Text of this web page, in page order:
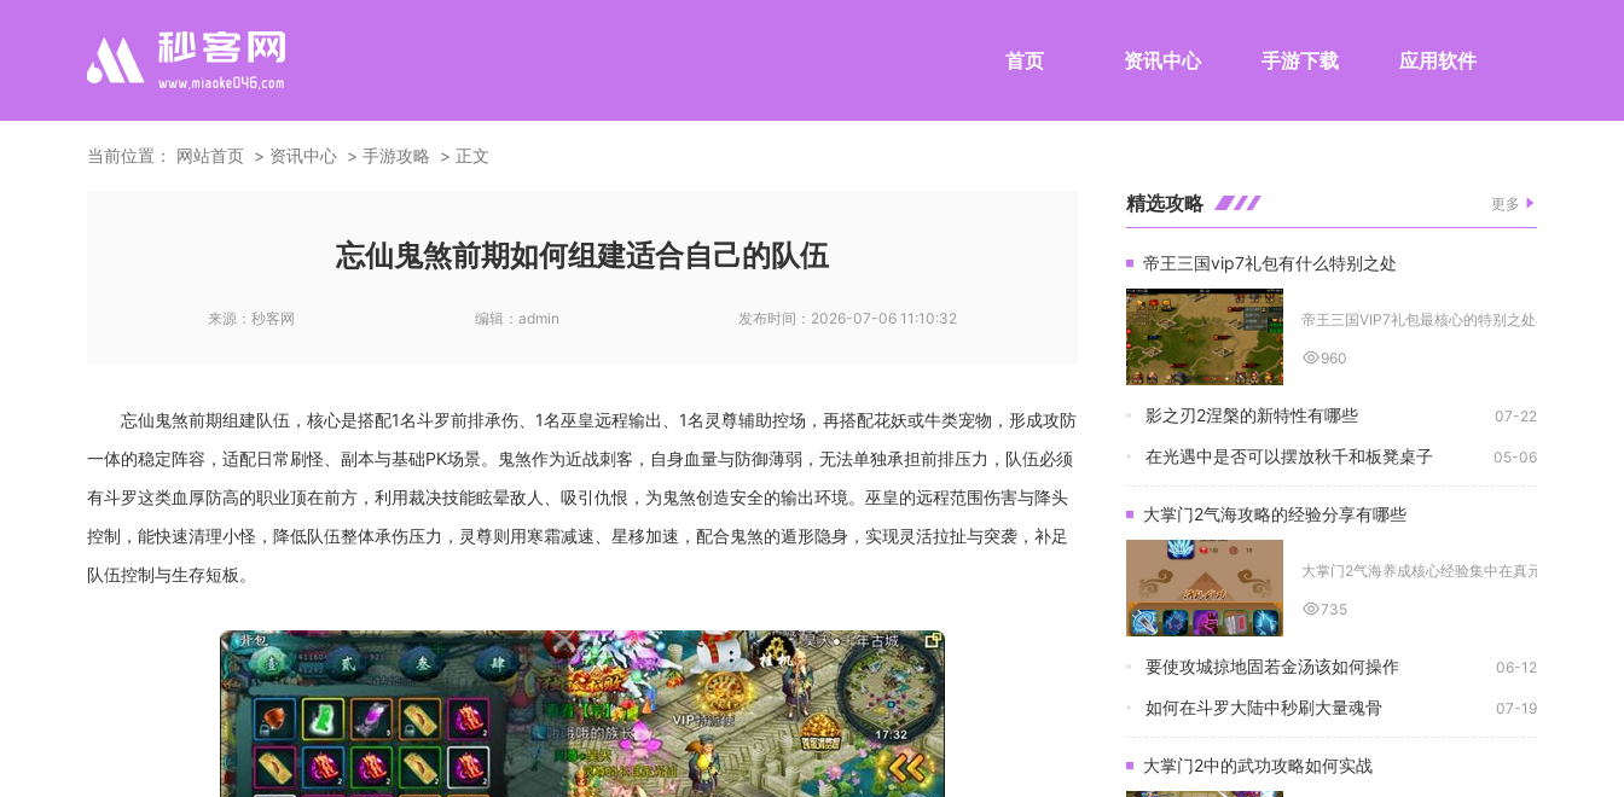
首页 资讯中心 手游下载 应用软件
当前位置： 网站首页 资讯中心 手游攻略 正文
忘仙鬼煞前期如何组建适合自己的队伍
来源： 秒客网 编辑： admin 发布时间： 2026-07-06 11:10:32
忘仙鬼煞前期组建队伍，核心是搭配1名斗罗前排承伤、1名巫皇远程输出、1名灵尊辅助控场，再搭配花妖或牛类宠物，形成攻防
一体的稳定阵容，适配日常刷怪、副本与基础PK场景。鬼煞作为近战刺客，自身血量与防御薄弱，无法单独承担前排压力，队伍必须
有斗罗这类血厚防高的职业顶在前方，利用裁决技能眩晕敌人、吸引仇恨，为鬼煞创造安全的输出环境。巫皇的远程范围伤害与降头
控制，能快速清理小怪，降低队伍整体承伤压力，灵尊则用寒霜减速、星移加速，配合鬼煞的遁形隐身，实现灵活拉扯与突袭，补足
队伍控制与生存短板。
精选攻略 更多
帝王三国vip7礼包有什么特别之处
帝王三国VIP7礼包最核心的特别之处在于它囊括
960
影之刃2涅槃的新特性有哪些 07-22
在光遇中是否可以摆放秋千和板凳桌子 05-06
大掌门2气海攻略的经验分享有哪些
大掌门2气海养成核心经验集中在真元等级把控、
735
要使攻城掠地固若金汤该如何操作 06-12
如何在斗罗大陆中秒刷大量魂骨 07-19
大掌门2中的武功攻略如何实战